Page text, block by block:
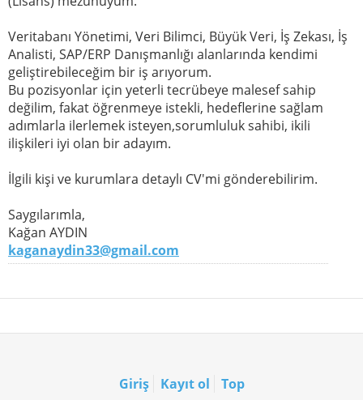
Veritabanı Yönetimi, Veri Bilimci, Büyük Veri, İş Zekası, İş
Analisti, SAP/ERP Danışmanlığı alanlarında kendimi
geliştirebileceğim bir iş arıyorum.
Bu pozisyonlar için yeterli tecrübeye malesef sahip
değilim, fakat öğrenmeye istekli, hedeflerine sağlam
adımlarla ilerlemek isteyen,sorumluluk sahibi, ikili
ilişkileri iyi olan bir adayım.
İlgili kişi ve kurumlara detaylı CV'mi gönderebilirim.
Saygılarımla,
Kağan AYDIN
kaganaydin33@gmail.com
Giriş Kayıt ol Top